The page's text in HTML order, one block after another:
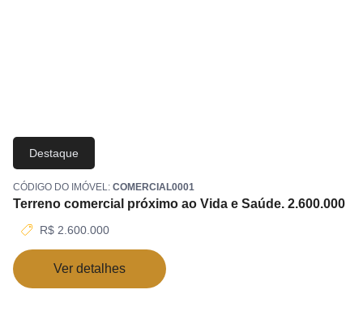
Destaque
CÓDIGO DO IMÓVEL: COMERCIAL0001
Terreno comercial próximo ao Vida e Saúde. 2.600.000
R$ 2.600.000
Ver detalhes